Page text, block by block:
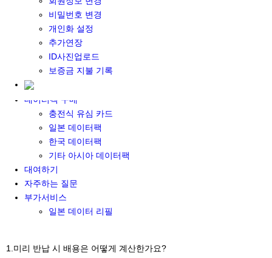
비밀번호 변경
개인화 설정
추가연장
ID사진업로드
보증금 지불 기록
유심 구매
일본유심
한국유심
대만유심
기타 아시아 유심
데이터팩 구매
충전식 유심 카드
일본 데이터팩
한국 데이터팩
기타 아시아 데이터팩
대여하기
자주하는 질문
부가서비스
일본 데이터 리필
1.미리 반납 시 배용은 어떻게 계산한가요?